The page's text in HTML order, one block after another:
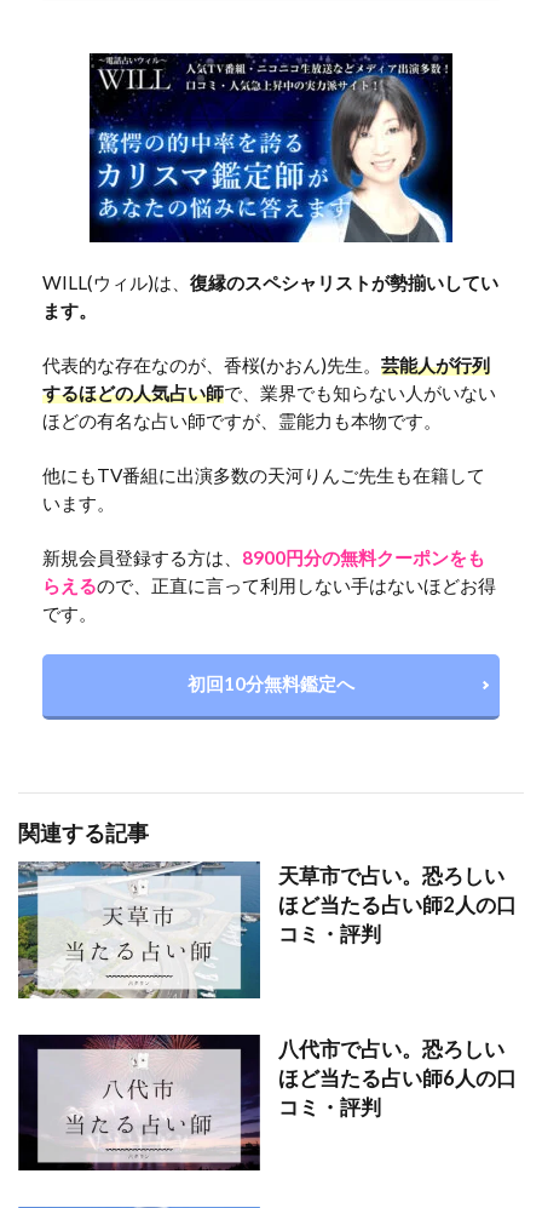
WILL(ウィル)は、 復縁のスペシャリストが勢揃いしてい
ます。
代表的な存在なのが、香桜(かおん)先生。 芸能人が行列
するほどの人気占い師で、業界でも知らない人がいない
ほどの有名な占い師ですが、霊能力も本物です。
他にもTV番組に出演多数の天河りんご先生も在籍して
います。
新規会員登録する方は、 8900円分の無料クーポンをも
らえるので、正直に言って利用しない手はないほどお得
です。
初回10分無料鑑定へ
関連する記事
天草市で占い。恐ろしい
ほど当たる占い師2人の口
コミ・評判
八代市で占い。恐ろしい
ほど当たる占い師6人の口
コミ・評判